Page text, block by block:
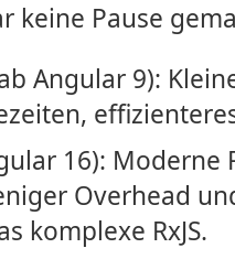
keine Pause
Angular 9):
16): Moderne
Overhead
komplexe RxJS.